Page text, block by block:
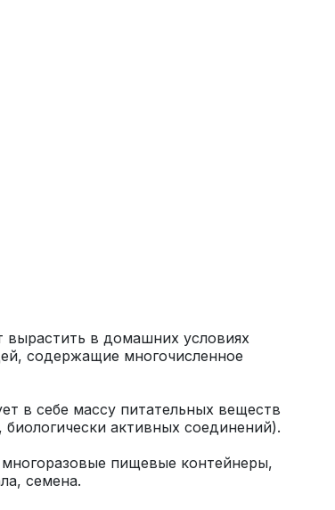
вырастить в домашних условиях
содержащие многочисленное
в себе массу питательных веществ
пищевые контейнеры,
семена.